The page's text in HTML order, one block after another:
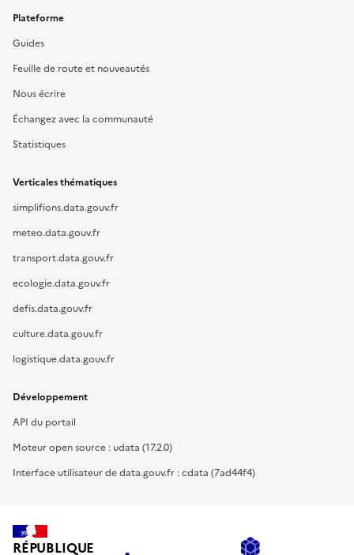
Plateforme
Guides
Feuille de route et nouveautés
Nous écrire
Échangez avec la communauté
Statistiques
Verticales thématiques
simplifions.data.gouv.fr
meteo.data.gouv.fr
transport.data.gouv.fr
ecologie.data.gouv.fr
defis.data.gouv.fr
culture.data.gouv.fr
logistique.data.gouv.fr
Développement
API du portail
Moteur open source : udata (17.2.0)
Interface utilisateur de data.gouv.fr : cdata (7ad44f4)
RÉPUBLIQUE